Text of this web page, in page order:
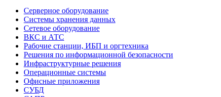
Серверное оборудование
Системы хранения данных
Сетевое оборудование
ВКС и АТС
Рабочие станции, ИБП и оргтехника
Решения по информационной безопасности
Инфраструктурные решения
Операционные системы
Офисные приложения
СУБД